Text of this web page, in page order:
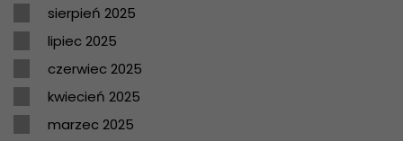
sierpień 2025
lipiec 2025
czerwiec 2025
kwiecień 2025
marzec 2025